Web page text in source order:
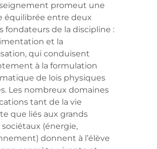
promeut une
équilibrée entre deux
fondateurs de la discipline :
et la
qui conduisent
à la formulation
de lois physiques
Les nombreux domaines
tant de la vie
que liés aux grands
(énergie,
donnent à l’élève